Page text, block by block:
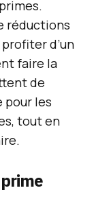
réductions
d’un
faire la
de
pour les
tout en